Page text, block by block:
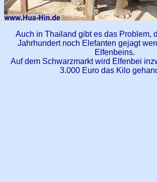
Auch in Thailand gibt es das Problem,
Jahrhundert noch Elefanten gejagt
Elfenbeins.
Auf dem Schwarzmarkt wird Elfenbei
3.000 Euro das Kilo